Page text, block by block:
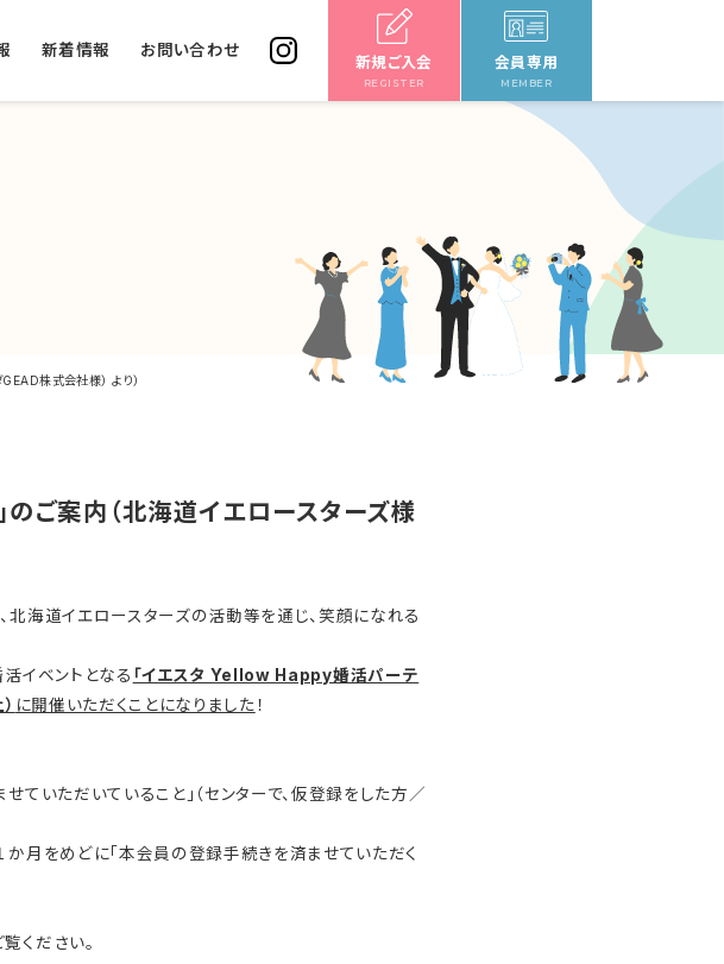
新着情報 お問い合わせ
新規ご入会
REGISTER
会員専用
MEMBER
株式会社様） より）
ご案内（北海道イエロースターズ様
海道イエロースターズの活動等を通じ、笑顔になれる
イベントとなる 「イエスタ Yellow Happy婚活パーテ
に開催いただくことになりました ！
ていただいていること」（センターで、仮登録をした方／
か月をめどに「本会員の登録手続きを済ませていただく
ください。